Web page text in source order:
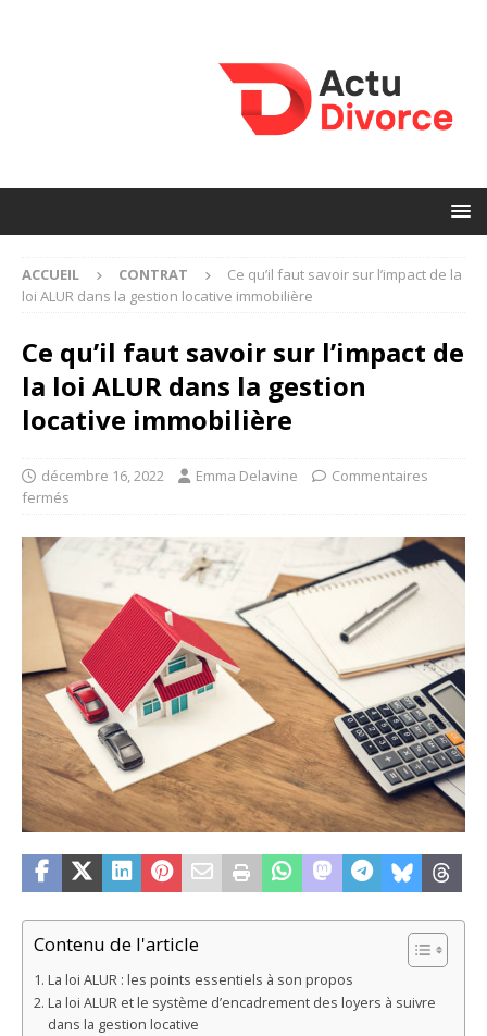
ACCUEIL CONTRAT
Ce qu’il faut savoir sur l’impact de la
loi ALUR dans la gestion locative immobilière
Ce qu’il faut savoir sur l’impact de
la loi ALUR dans la gestion
locative immobilière
décembre 16, 2022 Emma Delavine
Commentaires
fermés
Contenu de l'article
La loi ALUR : les points essentiels à son propos
La loi ALUR et le système d’encadrement des loyers à suivre
dans la gestion locative